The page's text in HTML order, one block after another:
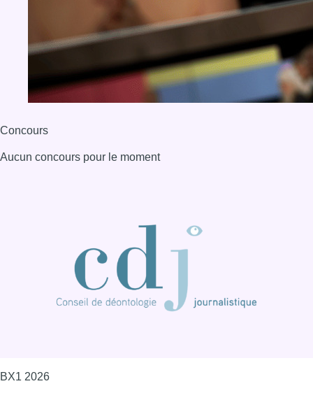
Concours
Aucun concours pour le moment
BX1 2026